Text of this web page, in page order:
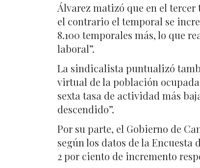
Álvarez matizó que en el
el contrario el temporal se
8.100 temporales más, lo que
laboral”.
La sindicalista puntualizó
virtual de la población
sexta tasa de actividad más
descendido”.
Por su parte, el Gobierno de
según los datos de la
2 por ciento de incremento